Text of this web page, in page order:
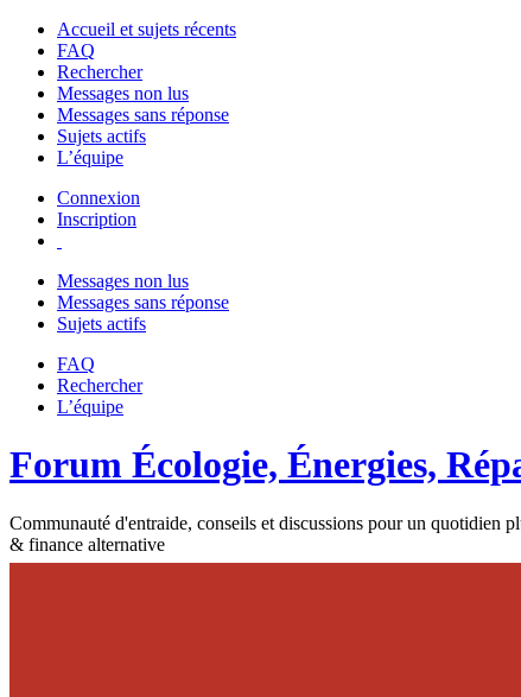
Accueil et sujets récents
FAQ
Rechercher
Messages non lus
Messages sans réponse
Sujets actifs
L’équipe
Connexion
Inscription
Messages non lus
Messages sans réponse
Sujets actifs
FAQ
Rechercher
L’équipe
Forum Écologie, Énergies,
Communauté d'entraide, conseils et discussions pour un quotidien
& finance alternative